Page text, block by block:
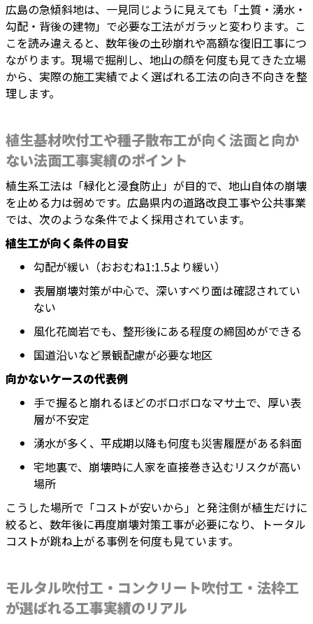
広島の急傾斜地は、一見同じように見えても「土質・湧水・
勾配・背後の建物」で必要な工法がガラッと変わります。こ
こを読み違えると、数年後の土砂崩れや高額な復旧工事につ
ながります。現場で掘削し、地山の顔を何度も見てきた立場
から、実際の施工実績でよく選ばれる工法の向き不向きを整
理します。
植生基材吹付工や種子散布工が向く法面と向か
ない法面工事実績のポイント
植生系工法は「緑化と浸食防止」が目的で、地山自体の崩壊
を止める力は弱めです。広島県内の道路改良工事や公共事業
では、次のような条件でよく採用されています。
植生工が向く条件の目安
勾配が緩い（おおむね1:1.5より緩い）
表層崩壊対策が中心で、深いすべり面は確認されてい
ない
風化花崗岩でも、整形後にある程度の締固めができる
国道沿いなど景観配慮が必要な地区
向かないケースの代表例
手で握ると崩れるほどのボロボロなマサ土で、厚い表
層が不安定
湧水が多く、平成期以降も何度も災害履歴がある斜面
宅地裏で、崩壊時に人家を直接巻き込むリスクが高い
場所
こうした場所で「コストが安いから」と発注側が植生だけに
絞ると、数年後に再度崩壊対策工事が必要になり、トータル
コストが跳ね上がる事例を何度も見ています。
モルタル吹付工・コンクリート吹付工・法枠工
が選ばれる工事実績のリアル